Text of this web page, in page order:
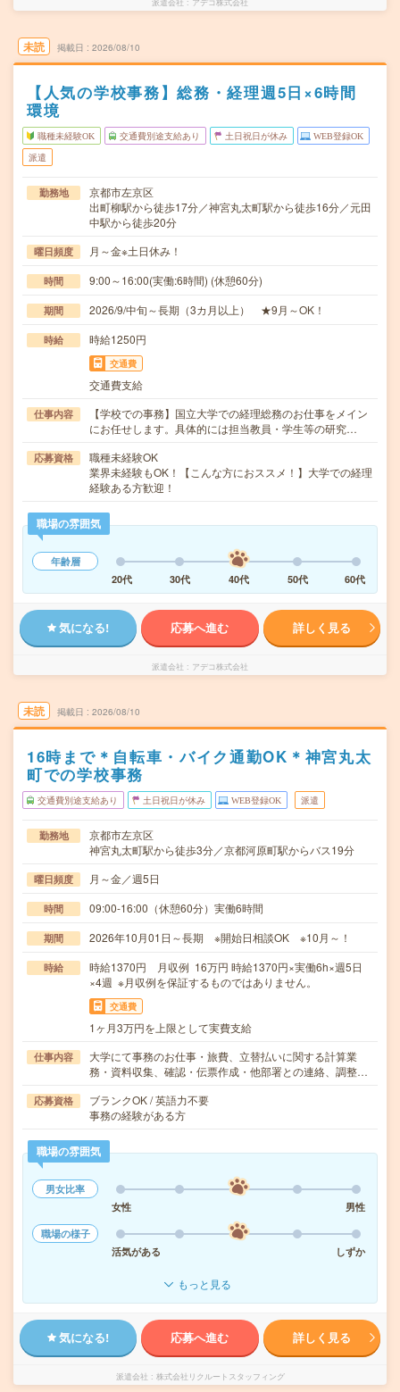
未読 掲載日 2026/08/10
【人気の学校事務】総務・経理週5日×6時間
環境
職種未経験OK 交通費別途支給あり 土日祝日が休み WEB登録OK
派遣
勤務地
京都市左京区
出町柳駅から徒歩17分／神宮丸太町駅から徒歩16分／元田
中駅から徒歩20分
曜日頻度 月～金※土日休み！
時間 9:00～16:00(実働:6時間) (休憩60分)
期間 2026/9/中旬～長期（3カ月以上） ★9月～OK！
時給 時給1250円
交通費
交通費支給
仕事内容
【学校での事務】国立大学での経理総務のお仕事をメイン
にお任せします。具体的には担当教員・学生等の研究…
応募資格
職種未経験OK
業界未経験もOK！【こんな方におススメ！】大学での経理
経験ある方歓迎！
職場の雰囲気
年齢層
20代
30代 40代 50代 60代
気になる! 応募へ進む 詳しく見る
派遣会社 アデコ株式会社
未読 掲載日 2026/08/10
16時まで＊自転車・バイク通勤OK＊神宮丸太
町での学校事務
交通費別途支給あり 土日祝日が休み WEB登録OK 派遣
勤務地
京都市左京区
神宮丸太町駅から徒歩3分／京都河原町駅からバス19分
曜日頻度 月～金／週5日
時間 09:00-16:00（休憩60分）実働6時間
期間 2026年10月01日～長期 ※開始日相談OK ※10月～！
時給
時給1370円 月収例 16万円 時給1370円×実働6h×週5日
×4週 ※月収例を保証するものではありません。
交通費
1ヶ月3万円を上限として実費支給
仕事内容
大学にて事務のお仕事・旅費、立替払いに関する計算業
務・資料収集、確認・伝票作成・他部署との連絡、調整…
応募資格
ブランクOK / 英語力不要
事務の経験がある方
職場の雰囲気
男女比率
女性
男性
職場の様子
活気がある
しずか
もっと見る
気になる! 応募へ進む 詳しく見る
派遣会社 株式会社リクルートスタッフィング